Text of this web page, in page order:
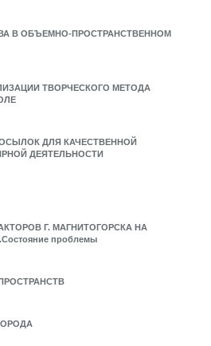
В ОБЪЕМНО-ПРОСТРАНСТВЕННОМ
ТВОРЧЕСКОГО МЕТОДА
ДЛЯ КАЧЕСТВЕННОЙ
ДЕЯТЕЛЬНОСТИ
Г. МАГНИТОГОРСКА НА
проблемы